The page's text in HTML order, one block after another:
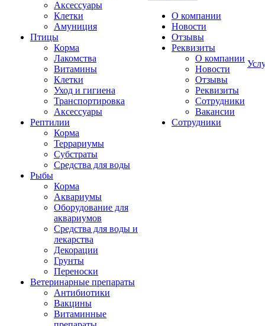
Аксессуары
Клетки
Амуниция
Птицы
Корма
Лакомства
Витамины
Клетки
Уход и гигиена
Транспортировка
Аксессуары
Рептилии
Корма
Террариумы
Субстраты
Средства для воды
Рыбы
Корма
Аквариумы
Оборудование для
аквариумов
Средства для воды и
лекарства
Декорации
Грунты
Переноски
Ветеринарные препараты
Антибиотики
Вакцины
Витаминные
О компании
Новости
Отзывы
Реквизиты
О компании
Новости
Отзывы
Реквизиты
Сотрудники
Вакансии
Сотрудники